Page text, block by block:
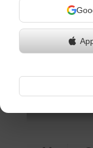
夏至カレーパ
ット
Geshi Curry